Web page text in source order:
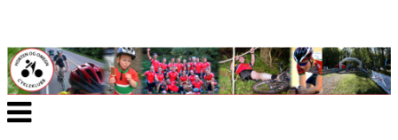
Veksle
navigasjon